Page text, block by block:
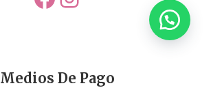
Medios De Pago